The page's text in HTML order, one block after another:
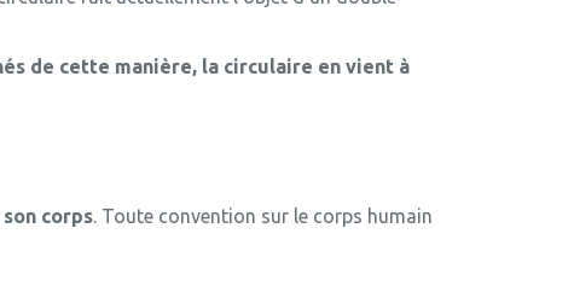
de cette manière, la circulaire en vient à
corps. Toute convention sur le corps humain